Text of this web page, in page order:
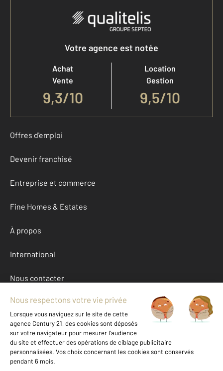
Votre agence est notée
Achat
Vente
9,3/10
Location
Gestion
9,5/10
Offres d'emploi
Devenir franchisé
Entreprise et commerce
Fine Homes & Estates
À propos
International
Nous contacter
Mentions légales & CGU et Barèmes d'honoraires
Données personnelles
Gestionnaire des cookies